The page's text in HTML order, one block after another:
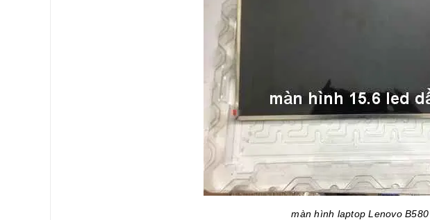
màn hình laptop Lenovo B580